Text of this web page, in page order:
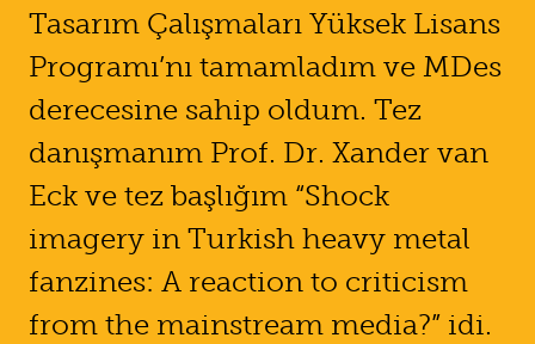
Tasarım Çalışmaları Yüksek Lisans
Programı’nı tamamladım ve MDes
derecesine sahip oldum. Tez
danışmanım Prof. Dr. Xander van
Eck ve tez başlığım “Shock
imagery in Turkish heavy metal
fanzines: A reaction to criticism
from the mainstream media?” idi.